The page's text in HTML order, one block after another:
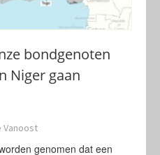
bondgenoten
Niger gaan
Vanoost
genomen dat een